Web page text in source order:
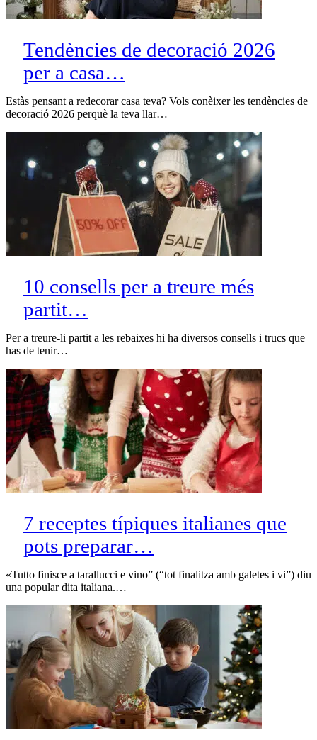
Tendències de decoració 2026
per a casa…
Estàs pensant a redecorar casa teva? Vols conèixer les tendències de
decoració 2026 perquè la teva llar…
10 consells per a treure més
partit…
Per a treure-li partit a les rebaixes hi ha diversos consells i trucs que
has de tenir…
7 receptes típiques italianes que
pots preparar…
«Tutto finisce a tarallucci e vino” (“tot finalitza amb galetes i vi”) diu
una popular dita italiana.…